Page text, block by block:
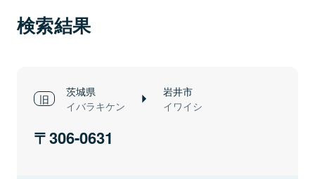
検索結果
茨城県
イバラキケン
岩井市
イワイシ
306-0631